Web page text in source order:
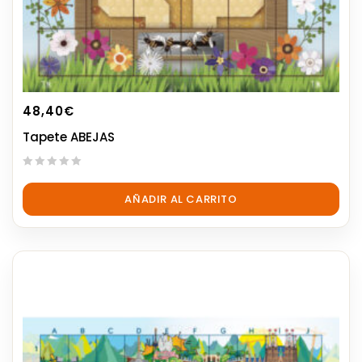
48,40€
Tapete ABEJAS
out
5
AÑADIR AL CARRITO